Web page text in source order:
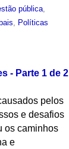
pública
Políticas
- Parte 1 de 2
pelos
e desafios
os caminhos
e